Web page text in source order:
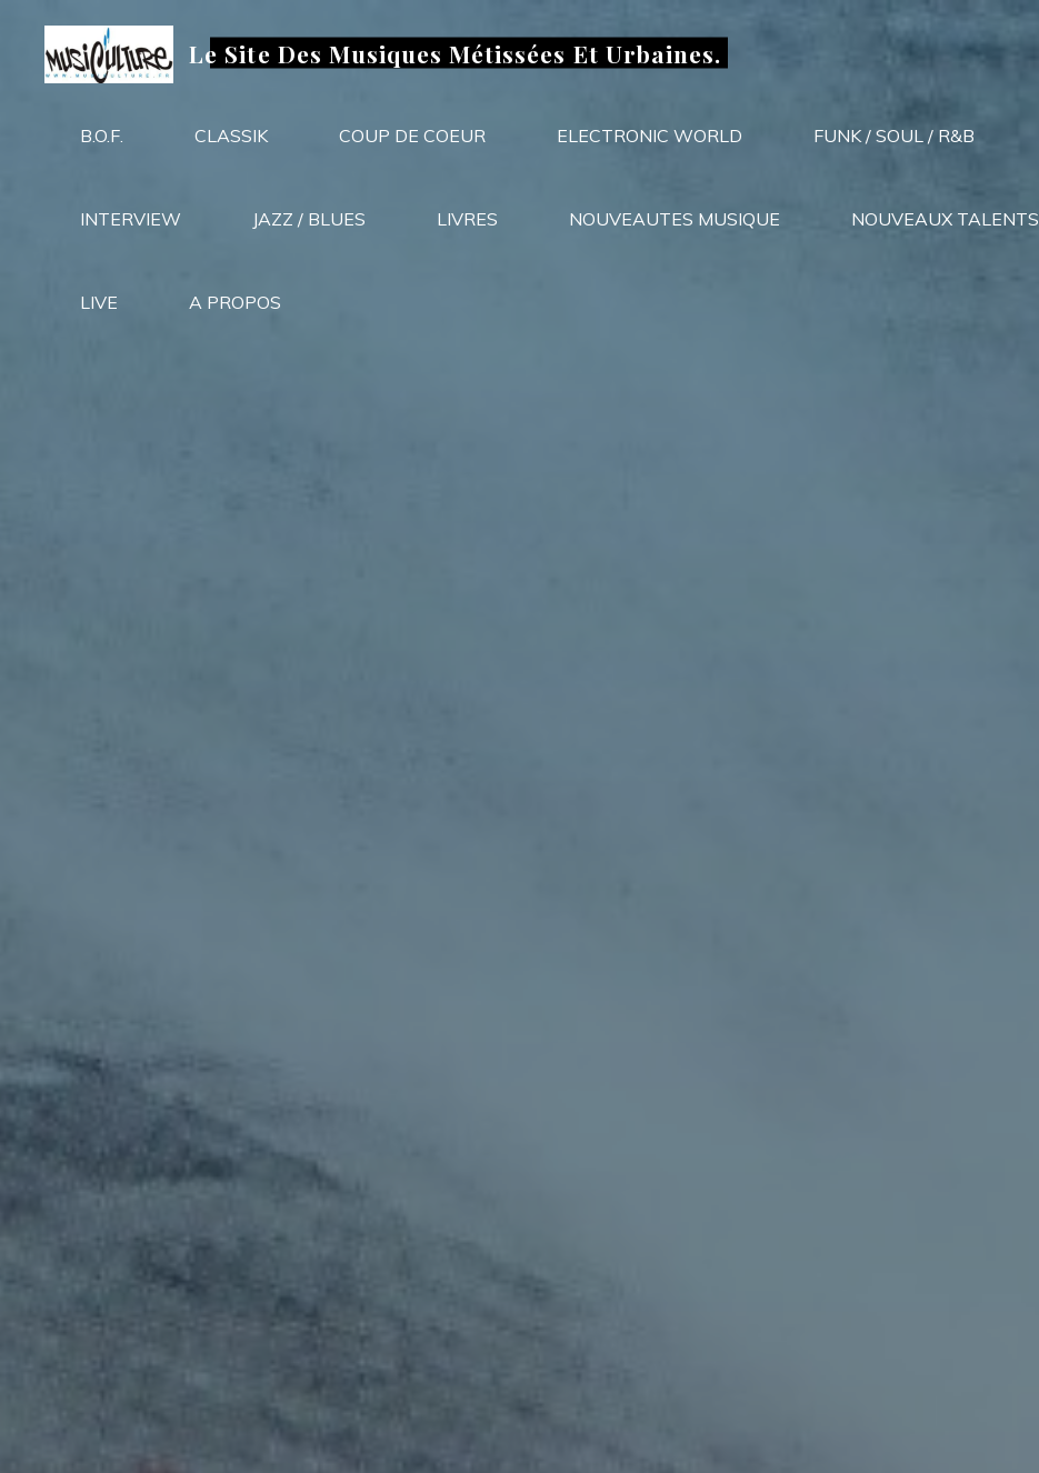
contenu
Le Site Des Musiques Métissées Et Urbaines.
B.O.F. CLASSIK COUP DE COEUR ELECTRONIC WORLD FUNK / SOUL / R&B
INTERVIEW JAZZ / BLUES LIVRES NOUVEAUTES MUSIQUE NOUVEAUX TALENTS
LIVE A PROPOS